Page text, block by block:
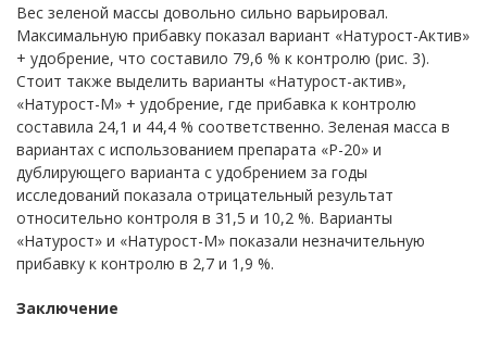
Вес зеленой массы довольно сильно варьировал.
Максимальную прибавку показал вариант «Натурост-Актив»
+ удобрение, что составило 79,6 % к контролю (рис. 3).
Стоит также выделить варианты «Натурост-актив»,
«Натурост-М» + удобрение, где прибавка к контролю
составила 24,1 и 44,4 % соответственно. Зеленая масса в
вариантах с использованием препарата «Р-20» и
дублирующего варианта с удобрением за годы
исследований показала отрицательный результат
относительно контроля в 31,5 и 10,2 %. Варианты
«Натурост» и «Натурост-М» показали незначительную
прибавку к контролю в 2,7 и 1,9 %.
Заключение